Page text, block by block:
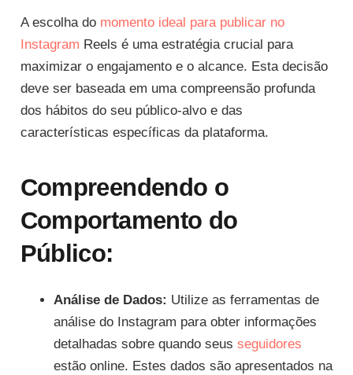
A escolha do momento ideal para publicar no
Instagram Reels é uma estratégia crucial para
maximizar o engajamento e o alcance. Esta decisão
deve ser baseada em uma compreensão profunda
dos hábitos do seu público-alvo e das
características específicas da plataforma.
Compreendendo o
Comportamento do
Público:
Análise de Dados: Utilize as ferramentas de
análise do Instagram para obter informações
detalhadas sobre quando seus seguidores
estão online. Estes dados são apresentados na